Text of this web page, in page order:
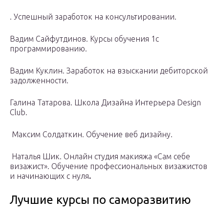
. Успешный заработок на консультировании.
Вадим Сайфутдинов. Курсы обучения 1с
программированию.
Вадим Куклин. Заработок на взыскании дебиторской
задолженности.
Галина Татарова. Школа Дизайна Интерьера Design
Club.
Максим Солдаткин. Обучение веб дизайну.
Наталья Шик. Онлайн студия макияжа «Сам себе
визажист». Обучение профессиональных визажистов
и начинающих с нуля.
Лучшие курсы по саморазвитию